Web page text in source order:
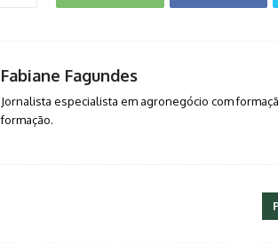
Fabiane Fagundes
Jornalista especialista em agronegócio com
formação.